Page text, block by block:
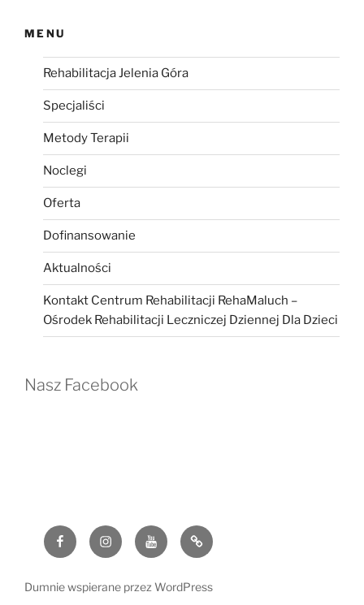
MENU
Rehabilitacja Jelenia Góra
Specjaliści
Metody Terapii
Noclegi
Oferta
Dofinansowanie
Aktualności
Kontakt Centrum Rehabilitacji RehaMaluch –
Ośrodek Rehabilitacji Leczniczej Dziennej Dla Dzieci
Nasz Facebook
FacebookInstagramYouTube
G
Dumnie wspierane przez WordPress